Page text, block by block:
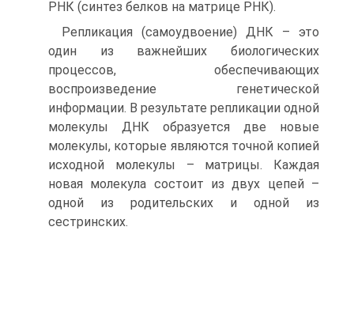
РНК (синтез белков на матрице РНК).
Репликация (самоудвоение) ДНК – это
один из важнейших биологических
процессов, обеспечивающих
воспроизведение генетической
информации. В результате репликации одной
молекулы ДНК образуется две новые
молекулы, которые являются точной копией
исходной молекулы – матрицы. Каждая
новая молекула состоит из двух цепей –
одной из родительских и одной из
сестринских.